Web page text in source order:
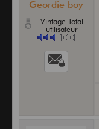
Geordie boy
Vintage Total
utilisateur